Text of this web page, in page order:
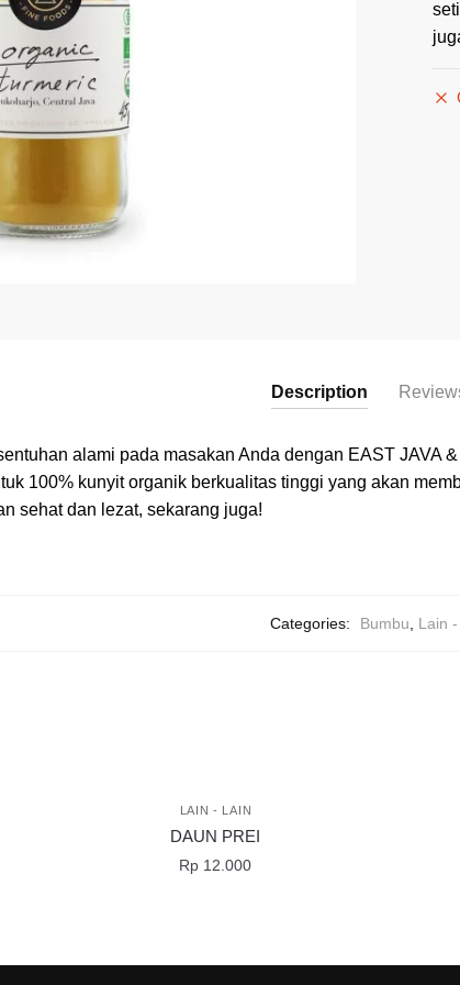
Description
alami pada masakan Anda dengan EAST JAVA
100% kunyit organik berkualitas tinggi yang akan
sehat dan lezat, sekarang juga!
Categories: Bumbu Lain
LAIN - LAIN
DAUN PREI
Rp 12.000